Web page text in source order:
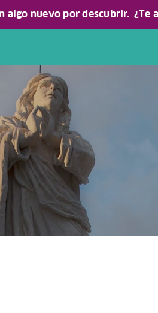
algo nuevo por descubrir. ¿Te